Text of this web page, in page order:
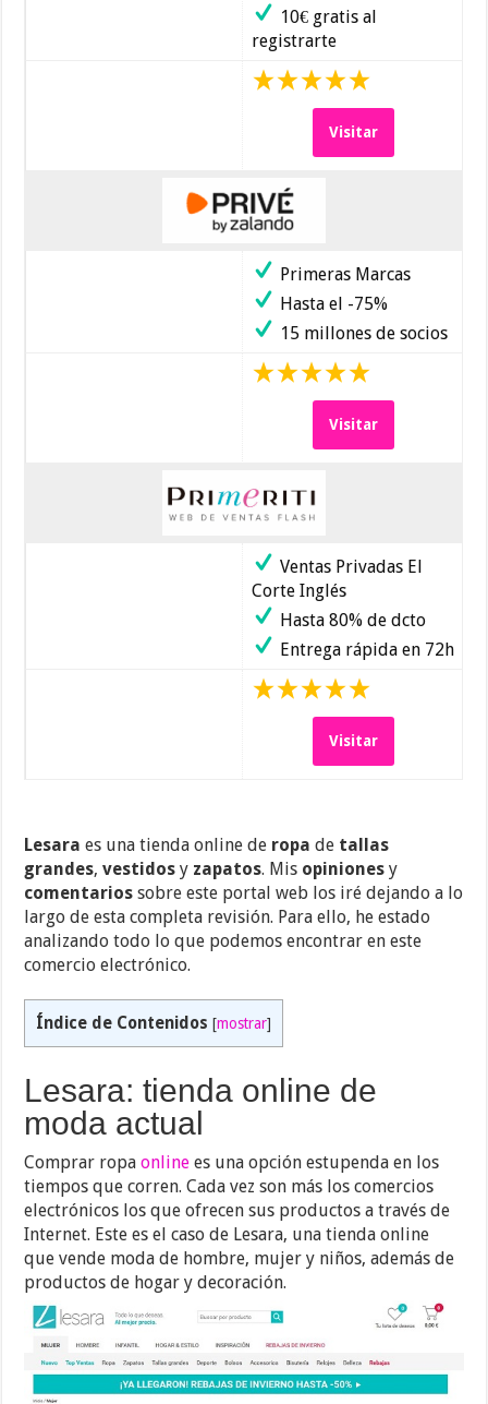
10€ gratis al
registrarte
Visitar
Primeras Marcas
Hasta el -75%
15 millones de socios
Visitar
Ventas Privadas El
Corte Inglés
Hasta 80% de dcto
Entrega rápida en 72h
Visitar
Lesara es una tienda online de ropade tallas
grandes,vestidos y zapatos. Mis opiniones y
comentarios sobre este portal web los iré dejando a lo
largo de esta completa revisión. Para ello, he estado
analizando todo lo que podemos encontrar en este
comercio electrónico.
Índice de Contenidos [mostrar]
Lesara: tienda online de
moda actual
Comprar ropaonline es una opción estupenda en los
tiempos que corren. Cada vez son más los comercios
electrónicos los que ofrecen sus productos a través de
Internet. Este es el caso de Lesara, una tienda online
que vende moda de hombre, mujer y niños, además de
productos de hogar y decoración.